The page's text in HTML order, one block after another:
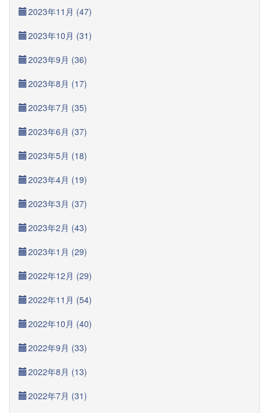
2023年11月 (47)
2023年10月 (31)
2023年9月 (36)
2023年8月 (17)
2023年7月 (35)
2023年6月 (37)
2023年5月 (18)
2023年4月 (19)
2023年3月 (37)
2023年2月 (43)
2023年1月 (29)
2022年12月 (29)
2022年11月 (54)
2022年10月 (40)
2022年9月 (33)
2022年8月 (13)
2022年7月 (31)